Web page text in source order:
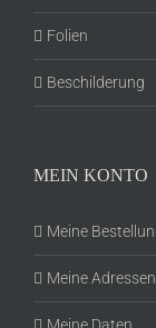
Folien
Beschilderung
MEIN KONTO
Meine
Meine Adressen